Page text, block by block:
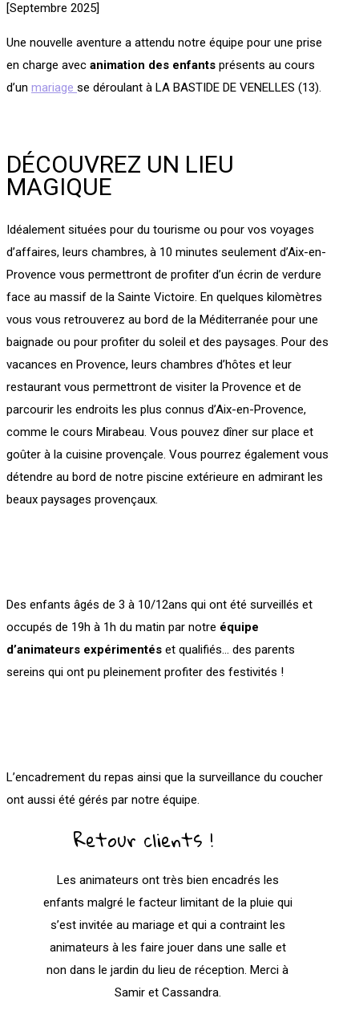
[Septembre 2025]
Une nouvelle aventure a attendu notre équipe pour une prise
en charge avec animation des enfants présents au cours
d’un mariage se déroulant à LA BASTIDE DE VENELLES (13).
DÉCOUVREZ UN LIEU
MAGIQUE
Idéalement situées pour du tourisme ou pour vos voyages
d’affaires, leurs chambres, à 10 minutes seulement d’Aix-en-
Provence vous permettront de profiter d’un écrin de verdure
face au massif de la Sainte Victoire. En quelques kilomètres
vous vous retrouverez au bord de la Méditerranée pour une
baignade ou pour profiter du soleil et des paysages. Pour des
vacances en Provence, leurs chambres d’hôtes et leur
restaurant vous permettront de visiter la Provence et de
parcourir les endroits les plus connus d’Aix-en-Provence,
comme le cours Mirabeau. Vous pouvez dîner sur place et
goûter à la cuisine provençale. Vous pourrez également vous
détendre au bord de notre piscine extérieure en admirant les
beaux paysages provençaux.
Des enfants âgés de 3 à 10/12ans qui ont été surveillés et
occupés de 19h à 1h du matin par notre équipe
d’animateurs expérimentés et qualifiés… des parents
sereins qui ont pu pleinement profiter des festivités !
L’encadrement du repas ainsi que la surveillance du coucher
ont aussi été gérés par notre équipe.
Retour clients !
Les animateurs ont très bien encadrés les
enfants malgré le facteur limitant de la pluie qui
s’est invitée au mariage et qui a contraint les
animateurs à les faire jouer dans une salle et
non dans le jardin du lieu de réception. Merci à
Samir et Cassandra.